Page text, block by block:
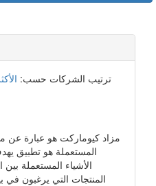
ترتيب الشركات حسب:
مزاد كيوماركت هو عبارة عن
المستعملة هو تطبيق
الأشياء المستعملة
المنتجات التي يرغبون في